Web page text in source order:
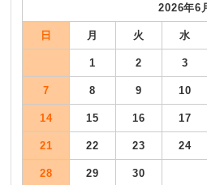
2026年6
日 月 火 水
1 2 3
7 8 9 10
14 15 16 17
21 22 23 24
28 29 30